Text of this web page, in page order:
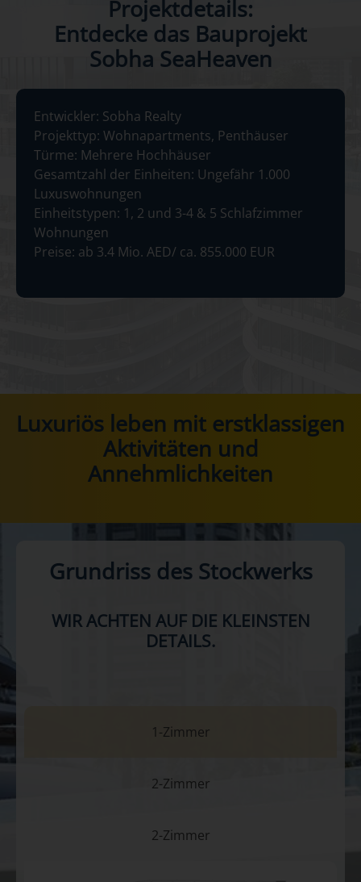
Projektdetails:
‌Entdecke das Bauprojekt
‌Sobha SeaHeaven
Entwickler: Sobha Realty
‌Projekttyp: Wohnapartments, Penthäuser
‌Türme: Mehrere Hochhäuser
‌Gesamtzahl der Einheiten: Ungefähr 1.000
Luxuswohnungen
‌Einheitstypen: 1, 2 und 3-4 & 5 Schlafzimmer
Wohnungen
‌Preise: ab 3.4 Mio. AED/ ca. 855.000 EUR
Luxuriös leben mit erstklassigen
‌Aktivitäten und
Annehmlichkeiten
Grundriss des Stockwerks
WIR ACHTEN AUF DIE KLEINSTEN
DETAILS.
1-Zimmer
2-Zimmer
2-Zimmer